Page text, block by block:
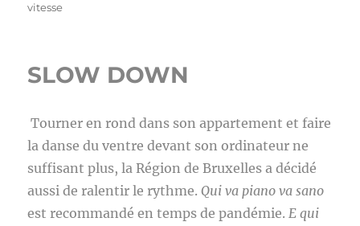
vitesse
SLOW DOWN
Tourner en rond dans son appartement et faire
la danse du ventre devant son ordinateur ne
suffisant plus, la Région de Bruxelles a décidé
aussi de ralentir le rythme.Qui va piano va sano
est recommandé en temps de pandémie.E qui